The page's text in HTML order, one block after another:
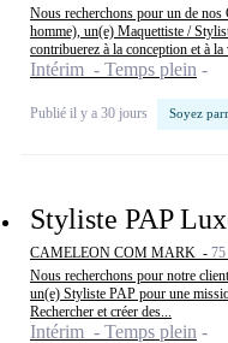
Nous recherchons pour un de
homme), un(e) Maquettiste /
contribuerez à la conception et à
Intérim - Temps plein
Publié il y a 30 jours Soyez
Styliste PAP
CAMELEON COM MARK -
Nous recherchons pour notre
un(e) Styliste PAP pour une
Rechercher et créer des...
Intérim - Temps plein